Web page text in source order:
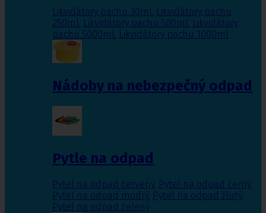
Likvidátory pachu 30ml, Likvidátory pachu
250ml, Likvidátory pachu 500ml, Likvidátory
pachu 5000ml, Likvidátory pachu 1000ml
Nádoby na nebezpečný odpad
Pytle na odpad
Pytel na odpad červený, Pytel na odpad černý,
Pytel na odpad modrý, Pytel na odpad žlutý,
Pytel na odpad zelený